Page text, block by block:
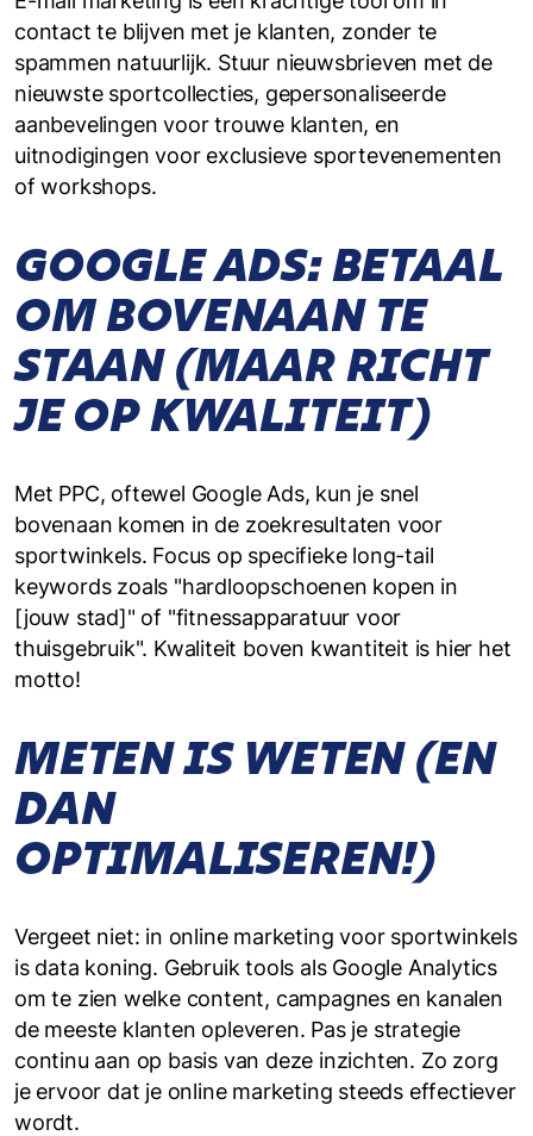
contact te blijven met je klanten, zonder te
spammen natuurlijk. Stuur nieuwsbrieven met de
nieuwste sportcollecties, gepersonaliseerde
aanbevelingen voor trouwe klanten, en
uitnodigingen voor exclusieve sportevenementen
of workshops.
GOOGLE ADS: BETAAL
OM BOVENAAN TE
STAAN (MAAR RICHT
JE OP KWALITEIT)
Met PPC, oftewel Google Ads, kun je snel
bovenaan komen in de zoekresultaten voor
sportwinkels. Focus op specifieke long-tail
keywords zoals "hardloopschoenen kopen in
[jouw stad]" of "fitnessapparatuur voor
thuisgebruik". Kwaliteit boven kwantiteit is hier het
motto!
METEN IS WETEN (EN
DAN
OPTIMALISEREN!)
Vergeet niet: in online marketing voor sportwinkels
is data koning. Gebruik tools als Google Analytics
om te zien welke content, campagnes en kanalen
de meeste klanten opleveren. Pas je strategie
continu aan op basis van deze inzichten. Zo zorg
je ervoor dat je online marketing steeds effectiever
wordt.